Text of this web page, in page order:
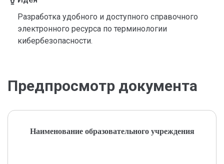
Разработка удобного и доступного справочного
электронного ресурса по терминологии
кибербезопасности.
Предпросмотр документа
Наименование образовательного учреждения